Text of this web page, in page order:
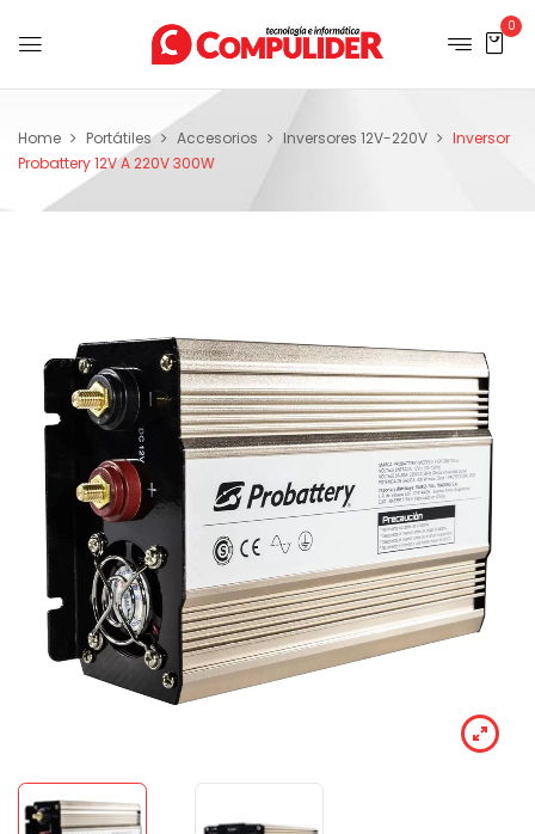
0
Home Portátiles Accesorios Inversores 12V-220V
Inversor
Probattery 12V A 220V 300W